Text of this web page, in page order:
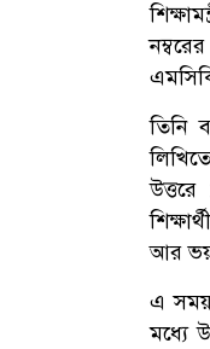
তিনি
আর ভয়
এ সময়
মধ্যে